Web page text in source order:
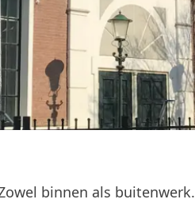
binnen als buitenwerk.